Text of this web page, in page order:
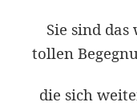
Sie sind
tollen
die sich